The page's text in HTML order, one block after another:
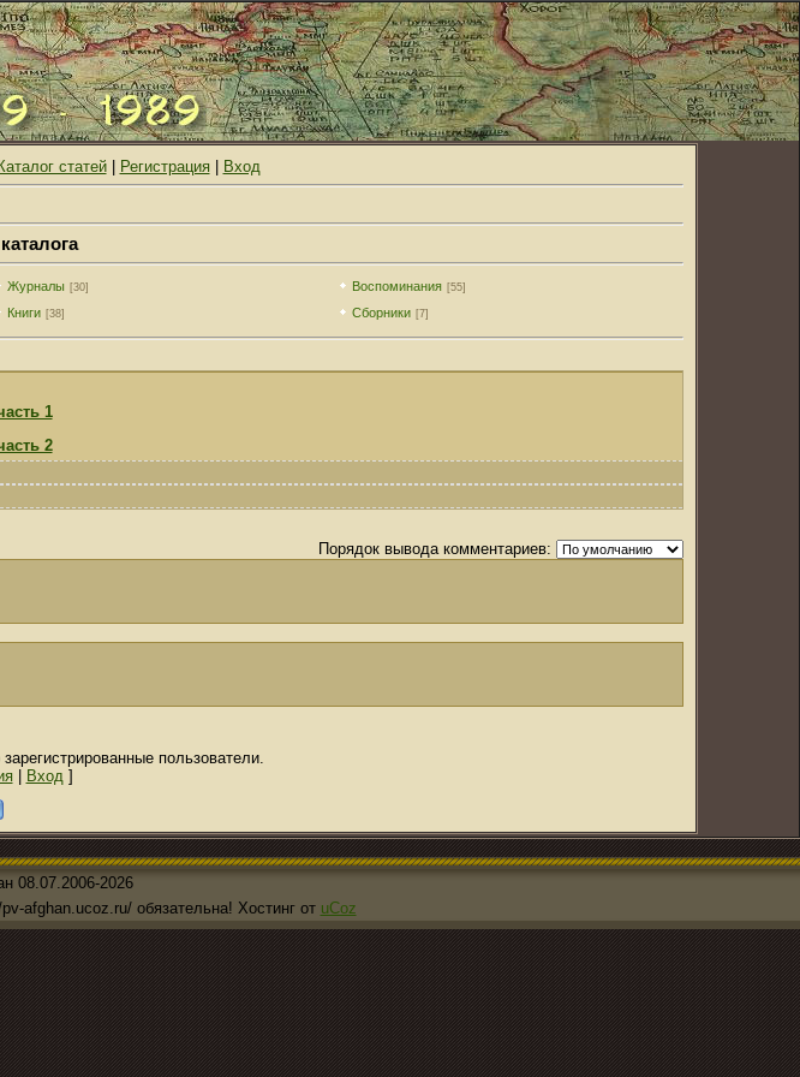
Каталог статей| Регистрация| Вход
Журналы [30] Воспоминания [55]
Книги [38] Сборники [7]
1
2
Порядок вывода комментариев:
пользователи.
| Вход ]
08.07.2006-2026
afghan.ucoz.ru/ обязательна! Хостинг от uCoz